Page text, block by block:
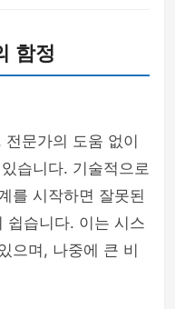
함정
문가의 도움 없이
습니다. 기술적으로
를 시작하면 잘못된
쉽습니다. 이는 시스
으며, 나중에 큰 비